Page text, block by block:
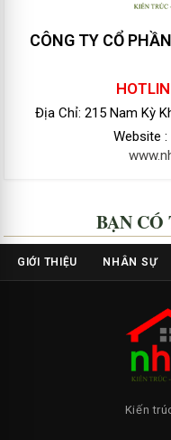
CÔNG TY CỔ
Địa Chỉ: 215 Nam Kỳ
Website :
BẠN
GIỚI THIỆU NHÂN SỰ
Kiến